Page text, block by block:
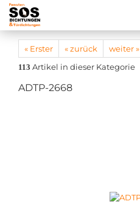
« Erster « zurück weiter »
113 Artikel in dieser Kategorie
ADTP-2668